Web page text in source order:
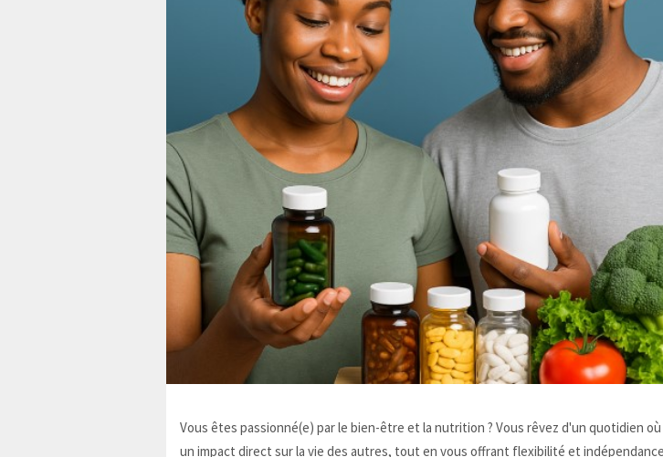
Vous êtes passionné(e) par le bien-être et la nutrition ? Vous rêvez d'un quotidien
un impact direct sur la vie des autres, tout en vous offrant flexibilité et